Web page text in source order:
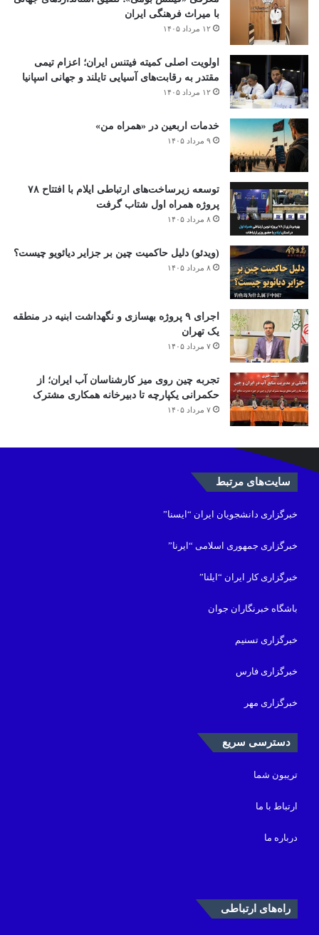
با میراث فرهنگی ایران
۱۲ مرداد ۱۴۰۵
اولویت اصلی کمیته فیتنس ایران؛ اعزام تیمی
مقتدر به رقابت‌های آسیایی تایلند و جهانی اسپانیا
۱۲ مرداد ۱۴۰۵
خدمات اربعین در «همراه من»
۹ مرداد ۱۴۰۵
توسعه زیرساخت‌های ارتباطی ایلام با افتتاح ۷۸
پروژه همراه اول شتاب گرفت
۸ مرداد ۱۴۰۵
(ویدئو) دلیل حاکمیت چین بر جزایر دیائویو چیست؟
۸ مرداد ۱۴۰۵
اجرای ۹ پروژه بهسازی و نگهداشت ابنیه در منطقه
یک تهران
۷ مرداد ۱۴۰۵
تجربه چین روی میز کارشناسان آب ایران؛ از
حکمرانی یکپارچه تا دبیرخانه همکاری مشترک
۷ مرداد ۱۴۰۵
سایت‌های مرتبط
خبرگزاری دانشجویان ایران “ایسنا”
خبرگزاری جمهوری اسلامی “ایرنا”
خبرگزاری کار ایران “ایلنا”
باشگاه خبرنگاران جوان
خبرگزاری تسنیم
خبرگزاری فارس
خبرگزاری مهر
دسترسی سریع
تریبون شما
ارتباط با ما
درباره ما
راه‌های ارتباطی